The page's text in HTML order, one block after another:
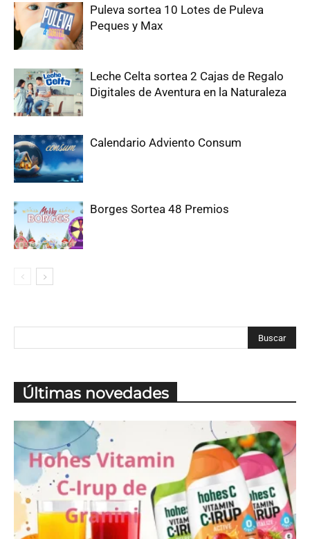
Puleva sortea 10 Lotes de Puleva
Peques y Max
Leche Celta sortea 2 Cajas de Regalo
Digitales de Aventura en la Naturaleza
Calendario Adviento Consum
Borges Sortea 48 Premios
Últimas novedades